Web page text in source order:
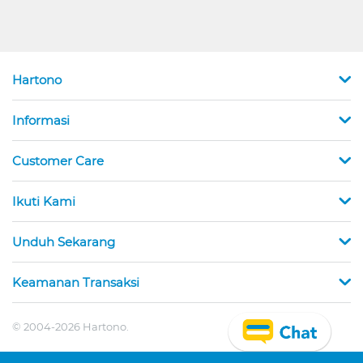
Hartono
Informasi
Customer Care
Ikuti Kami
Unduh Sekarang
Keamanan Transaksi
© 2004-2026 Hartono.